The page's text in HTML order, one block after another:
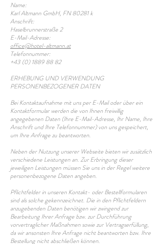
Name:
Karl Altmann GmbH, FN 80281 k
Anschrift:
Haselbrunnerstraße 2
E-Mail-Adresse:
office@hotel-altmann.at
Telefonnummer:
+43 (0) 1889 88 82
ERHEBUNG UND VERWENDUNG
PERSONENBEZOGENER DATEN
Bei Kontaktaufnahme mit uns per E-Mail oder über ein
Kontaktformular werden die von Ihnen freiwillig
angegebenen Daten (Ihre E-Mail-Adresse, Ihr Name, Ihre
Anschrift und Ihre Telefonnummer) von uns gespeichert,
um Ihre Anfrage zu beantworten.
Neben der Nutzung unserer Webseite bieten wir zusätzlich
verschiedene Leistungen an. Zur Erbringung dieser
jeweiligen Leistungen müssen Sie uns in der Regel weitere
personenbezogene Daten angeben.
Pflichtfelder in unseren Kontakt- oder Bestellformularen
sind als solche gekennzeichnet. Die in den Pflichtfeldern
anzugebenden Daten benötigen wir zwingend zur
Bearbeitung Ihrer Anfrage bzw. zur Durchführung
vorvertraglicher Maßnahmen sowie zur Vertragserfüllung,
da wir ansonsten Ihre Anfrage nicht beantworten bzw. Ihre
Bestellung nicht abschließen können.